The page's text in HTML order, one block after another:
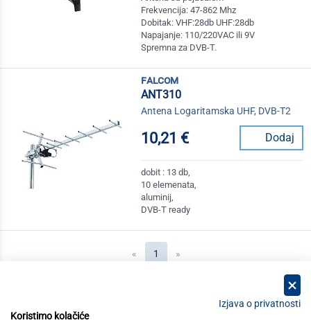
Frekvencija: 47-862 Mhz
Dobitak: VHF:28db UHF:28db
Napajanje: 110/220VAC ili 9V
Spremna za DVB-T.
falcom
ANT310
Antena Logaritamska UHF, DVB-T2
10,21 € Dodaj
dobit : 13 db,
10 elemenata,
aluminij,
DVB-T ready
« 1 (current)
»
Izjava o privatnosti
Koristimo kolačiće